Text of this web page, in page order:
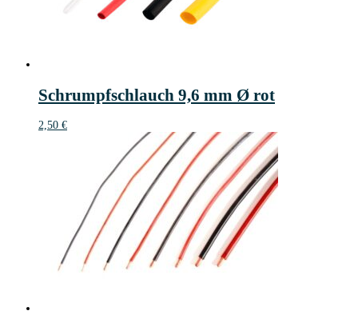
Schrumpfschlauch 9,6 mm Ø rot
2,50 €